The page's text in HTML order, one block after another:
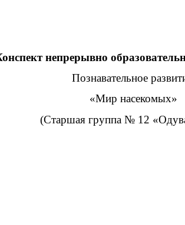
непрерывно
Познавательное
«Мир насекомых»
(Старшая группа № 12 «